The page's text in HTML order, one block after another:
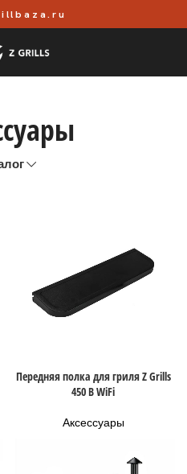
Передняя полка для гриля Z Grills
450 B WiFi
Аксессуары